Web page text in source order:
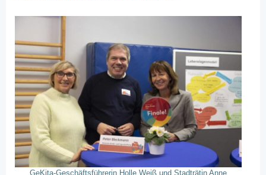
GeKita-Geschäftsführerin Holle Weiß und Stadträtin Anne